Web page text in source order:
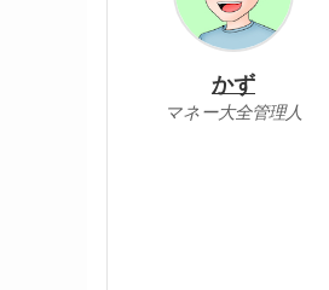
かず
マネー大全管理人